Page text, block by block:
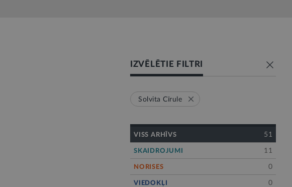
IZVĒLĒTIE FILTRI
Solvita Cīrule
VISS ARHĪVS 51
SKAIDROJUMI 11
NORISES 0
VIEDOKĻI 0